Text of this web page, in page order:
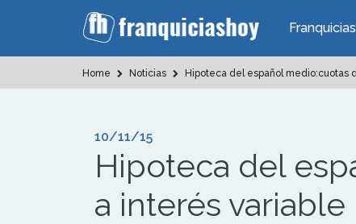
Home Noticias Hipoteca del español medio:cuotas
10/11/15
Hipoteca del
a interés variable